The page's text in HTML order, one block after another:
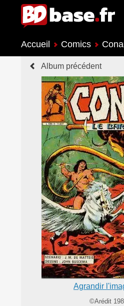
Accueil Comics
Album précédent
Agrandir
©Arédit